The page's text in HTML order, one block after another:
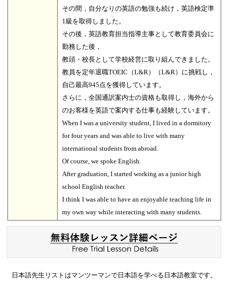
その間，自分なりの英語の勉強も続け，英語検定準
1級を取得しました。
その後，英語教育担当指導主事として教育委員会に
勤務した後，
教頭・校長として学校経営に取り組んできました。
教員を定年退職TOEIC（L&R）（L&R）に挑戦し，
自己最高945点を獲得しています。
さらに，全国通訳案内士の資格も取得し，海外から
のお客様を英語で案内する仕事も経験しています。
When I was a university student, I lived in a dormitory
for four years and was able to live with many
international students from abroad.
Of course, we spoke English.
After graduation, I started working as a junior high
school English teacher.
I think I was able to have an enjoyable teaching life in
my own way while interacting with many students.
日本語先生リストはマンツーマンで日本語を学べる日本語教室です。